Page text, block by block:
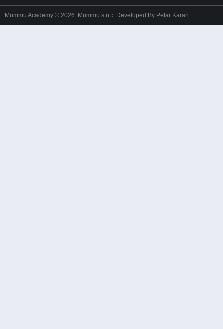
Mummu Academy © 2026. Mummu s.n.c. Developed By Petar Karan